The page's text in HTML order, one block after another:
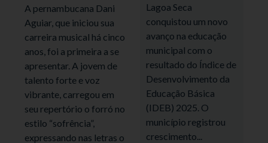
A pernambucana Dani
Aguiar, que iniciou sua
carreira musical há cinco
anos, foi a primeira a se
apresentar. A jovem de
talento forte e voz
vibrante, carregou em
seu repertório o forró no
estilo “sofrência”,
expressando nas letras o
Lagoa Seca
conquistou um novo
avanço na educação
municipal com o
resultado do Índice de
Desenvolvimento da
Educação Básica
(IDEB) 2025. O
município registrou
crescimento...